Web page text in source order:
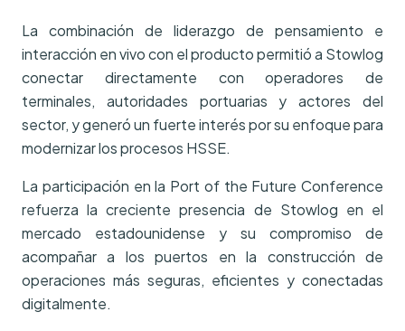
La combinación de liderazgo de pensamiento e
interacción en vivo con el producto permitió a Stowlog
conectar directamente con operadores de
terminales, autoridades portuarias y actores del
sector, y generó un fuerte interés por su enfoque para
modernizar los procesos HSSE.
La participación en la Port of the Future Conference
refuerza la creciente presencia de Stowlog en el
mercado estadounidense y su compromiso de
acompañar a los puertos en la construcción de
operaciones más seguras, eficientes y conectadas
digitalmente.